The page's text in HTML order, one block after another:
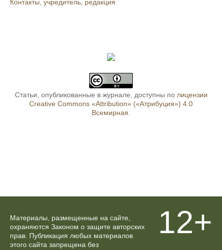
Контакты, учредитель, редакция
Статьи, опубликованные в журнале, доступны по лицензии
Creative Commons «Attribution» («Атрибуция») 4.0
Всемирная
Материалы, размещенные на сайте,
охраняются Законом о защите авторских
прав. Публикация любых материалов
этого сайта запрещена без
12+